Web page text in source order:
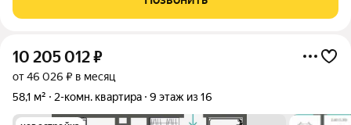
просторная и светлая квартира, с
10 205 012₽
от 46 026 ₽ в месяц
58,1 м²
2-комн. квартира 9 этаж из 16